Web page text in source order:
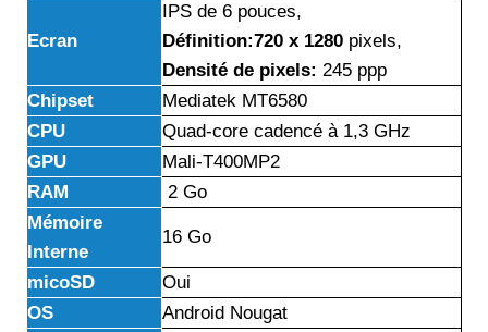
Ecran
IPS de 6 pouces,
Définition:720 x 1280 pixels,
Densité de pixels: 245 ppp
Chipset
Mediatek MT6580
CPU
Quad-core cadencé à 1,3 GHz
GPU
Mali-T400MP2
RAM
2 Go
Mémoire
Interne
16 Go
micoSD
Oui
OS
Android Nougat